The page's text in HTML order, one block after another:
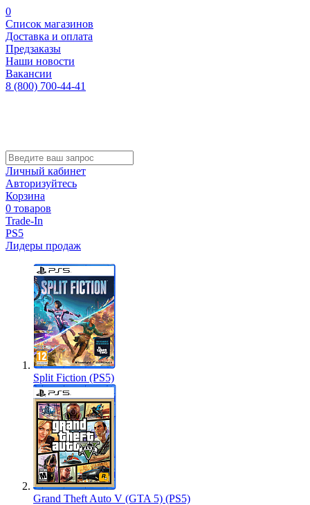
0
Список магазинов
Доставка и оплата
Предзаказы
Наши новости
Вакансии
8 (800) 700-44-41
Личный кабинет
Авторизуйтесь
Корзина
0 товаров
Trade-In
PS5
Лидеры продаж
Split Fiction (PS5)
Grand Theft Auto V (GTA 5) (PS5)